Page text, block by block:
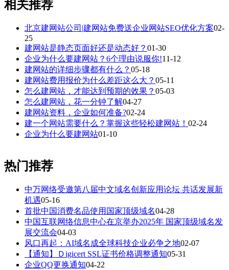
相关推荐
北京建网站公司|建网站免费送企业网站SEO优化方案02-
25
建网站是静态页面好还是动态好？ 01-30
企业为什么要建网站？6个理由说服你!11-12
建网站的详细步骤都有什么？ 05-18
建网站费用报价为什么差距这么大？ 05-11
怎么建网站，才能达到预期的效果？ 05-03
怎么建网站，花一分钟了解04-27
建网站资料，企业如何准备?02-24
建一个网站需要什么？掌握这些轻松建网站！ 02-24
企业为什么要建网站01-10
热门推荐
中万网络受邀第八届中文域名创新应用论坛 共话发展新
机遇05-16
首批中国消费名品使用国家顶级域名04-28
中国互联网络信息中心在京举办2025年 国家顶级域名发
展交流会04-03
风口再起：AI域名成全球科技企业必争之地02-07
【通知】Ｄigicert SSL证书价格调整通知05-31
企业QQ更换通知04-22